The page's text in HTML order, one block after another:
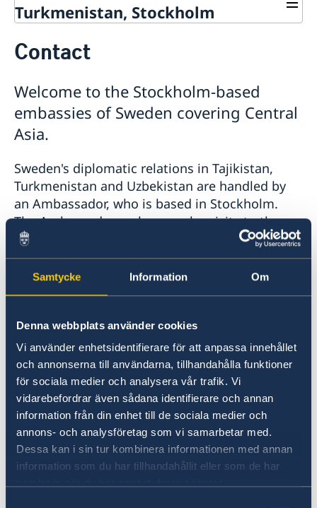
Samtycke Information Om
Denna webbplats använder cookies
Vi använder enhetsidentifierare för att anpassa innehållet
och annonserna till användarna, tillhandahålla funktioner
för sociala medier och analysera vår trafik. Vi
vidarebefordrar även sådana identifierare och annan
information från din enhet till de sociala medier och
annons- och analysföretag som vi samarbetar med.
Dessa kan i sin tur kombinera informationen med annan
information som du har tillhandahållit eller som de har
Turkmenistan, Stockholm
About us
News
Contact
Welcome to the Stockholm-based
embassies of Sweden covering Central
Asia.
Sweden's diplomatic relations in Tajikistan,
Turkmenistan and Uzbekistan are handled by
an Ambassador, who is based in Stockholm.
The Ambassador makes regular visits to the
region. H.E.
Last updated 23 Nov 2017, 9.45 AM
Postal address
Ministry for Foreign Affairs
Office to Support Small Missions Abroad
(UD KSU)
SE-103 39 Stockholm
Sweden
Visiting address